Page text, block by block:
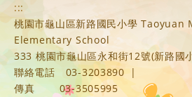
:::
桃園市龜山區新路國民小學
Elementary School
333 桃園市龜山區永和街12號(新路國
聯絡電話
03-3203890
|
傳真
03-3505995